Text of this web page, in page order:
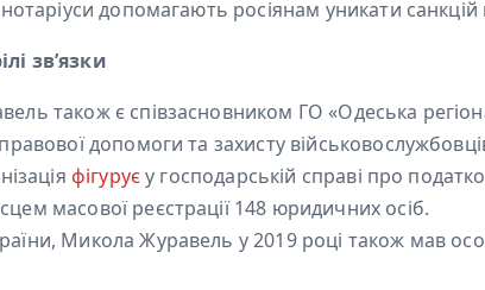
допомагають росіянам уникати санкцій
зв’язки
також є співзасновником ГО «Одеська
допомоги та захисту
фігуруєу господарській справі про
масової реєстрації 148 юридичних осіб.
Микола Журавель у 2019 році також мав